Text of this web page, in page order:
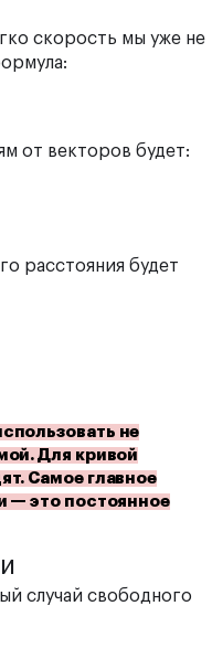
скорость мы уже не
от векторов будет:
расстояния будет
не
Для кривой
Самое главное
— это постоянное
случай свободного